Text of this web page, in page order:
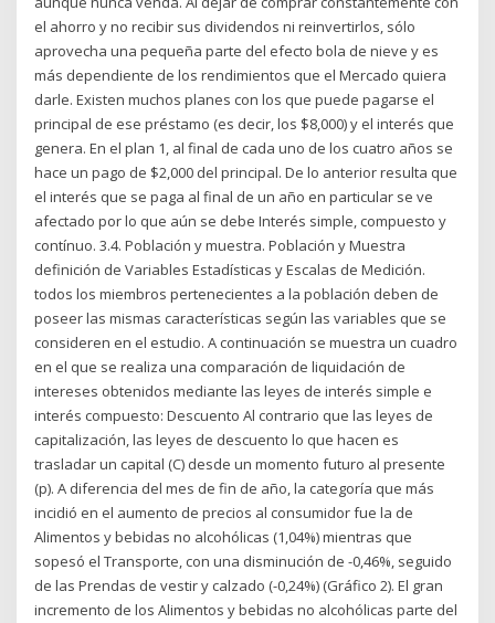
el ahorro y no recibir sus dividendos ni reinvertirlos, sólo
aprovecha una pequeña parte del efecto bola de nieve y es
más dependiente de los rendimientos que el Mercado quiera
darle. Existen muchos planes con los que puede pagarse el
principal de ese préstamo (es decir, los $8,000) y el interés que
genera. En el plan 1, al final de cada uno de los cuatro años se
hace un pago de $2,000 del principal. De lo anterior resulta que
el interés que se paga al final de un año en particular se ve
afectado por lo que aún se debe Interés simple, compuesto y
contínuo. 3.4. Población y muestra. Población y Muestra
definición de Variables Estadísticas y Escalas de Medición.
todos los miembros pertenecientes a la población deben de
poseer las mismas características según las variables que se
consideren en el estudio. A continuación se muestra un cuadro
en el que se realiza una comparación de liquidación de
intereses obtenidos mediante las leyes de interés simple e
interés compuesto: Descuento Al contrario que las leyes de
capitalización, las leyes de descuento lo que hacen es
trasladar un capital (C) desde un momento futuro al presente
(p). A diferencia del mes de fin de año, la categoría que más
incidió en el aumento de precios al consumidor fue la de
Alimentos y bebidas no alcohólicas (1,04%) mientras que
sopesó el Transporte, con una disminución de -0,46%, seguido
de las Prendas de vestir y calzado (-0,24%) (Gráfico 2). El gran
incremento de los Alimentos y bebidas no alcohólicas parte del